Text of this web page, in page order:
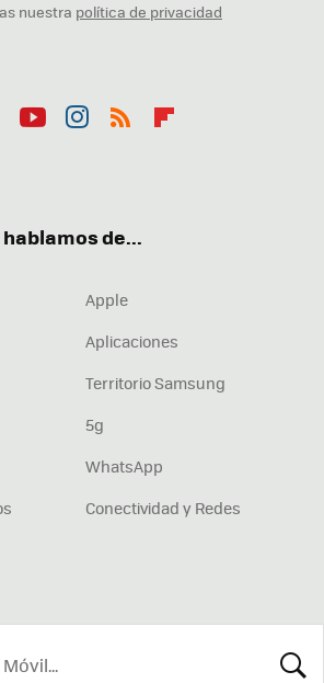
nuestra política de privacidad
de...
Apple
Aplicaciones
Territorio Samsung
5g
WhatsApp
Conectividad y Redes